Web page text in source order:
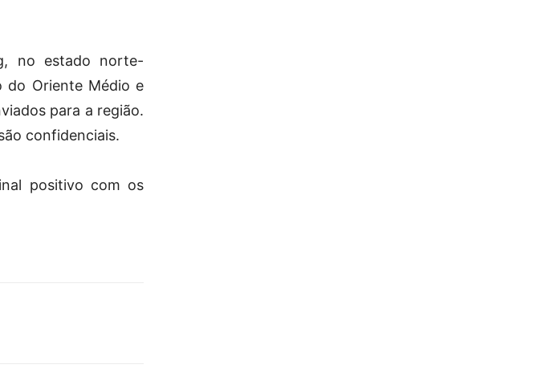
no estado norte-
do Oriente Médio e
para a região.
confidenciais.
positivo com os